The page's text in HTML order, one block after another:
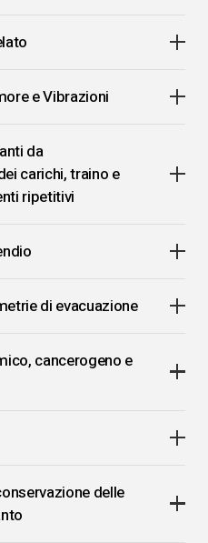
e Vibrazioni
da
carichi, traino e
ripetitivi
di evacuazione
cancerogeno e
delle